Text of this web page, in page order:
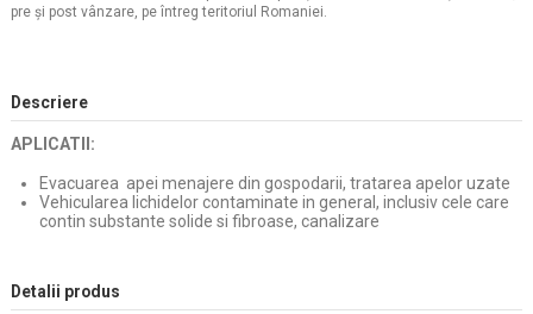
pre şi post vânzare, pe întreg teritoriul Romaniei.
Descriere
APLICATII:
Evacuarea apei menajere din gospodarii, tratarea apelor uzate
Vehicularea lichidelor contaminate in general, inclusiv cele care
contin substante solide si fibroase, canalizare
Detalii produs